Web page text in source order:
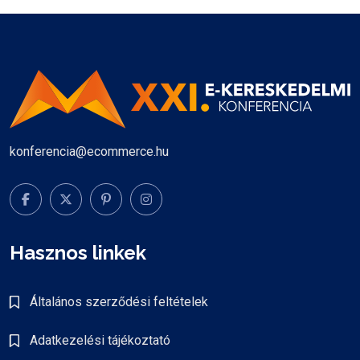
konferencia@ecommerce.hu
Hasznos linkek
Általános szerződési feltételek
Adatkezelési tájékoztató